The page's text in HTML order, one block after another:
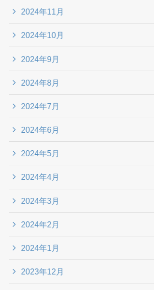
2024年11月
2024年10月
2024年9月
2024年8月
2024年7月
2024年6月
2024年5月
2024年4月
2024年3月
2024年2月
2024年1月
2023年12月